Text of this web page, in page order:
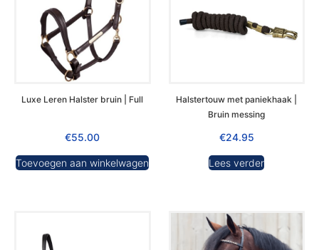
Luxe Leren Halster bruin | Full
€55.00
Toevoegen aan winkelwagen
Halstertouw met paniekhaak |
Bruin messing
€24.95
Lees verder